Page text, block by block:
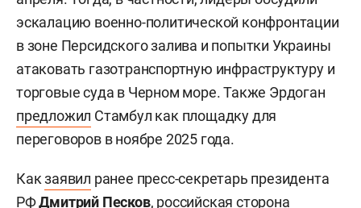
эскалацию военно-политической конфронтации
в зоне Персидского залива и попытки Украины
атаковать газотранспортную инфраструктуру и
торговые суда в Черном море. Также Эрдоган
предложил Стамбул как площадку для
переговоров в ноябре 2025 года.
Какзаявил ранее пресс-секретарь президента
РФДмитрий Песков, российская сторона